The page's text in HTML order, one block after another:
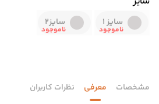
سایز 1 سایز2
مشخصات معرفی نظرات کاربران